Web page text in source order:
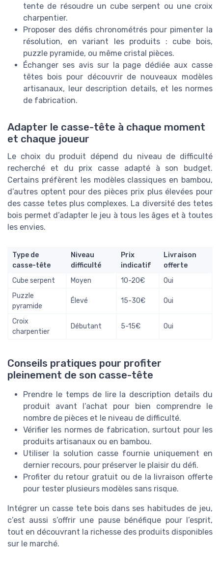
tente de résoudre un cube serpent ou une croix
charpentier.
Proposer des défis chronométrés pour pimenter la
résolution, en variant les produits : cube bois,
puzzle pyramide, ou même cristal pièces.
Échanger ses avis sur la page dédiée aux casse
têtes bois pour découvrir de nouveaux modèles
artisanaux, leur description details, et les normes
de fabrication.
Adapter le casse-tête à chaque moment
et chaque joueur
Le choix du produit dépend du niveau de difficulté
recherché et du prix casse adapté à son budget.
Certains préfèrent les modèles classiques en bambou,
d’autres optent pour des pièces prix plus élevées pour
des casse tetes plus complexes. La diversité des tetes
bois permet d’adapter le jeu à tous les âges et à toutes
les envies.
Type de
casse-tête
Niveau
difficulté
Prix
indicatif
Livraison
offerte
Cube serpent
Moyen 10-20€
Oui
Puzzle
pyramide
Élevé 15-30€ Oui
Croix
charpentier
Débutant 5-15€ Oui
Conseils pratiques pour profiter
pleinement de son casse-tête
Prendre le temps de lire la description details du
produit avant l’achat pour bien comprendre le
nombre de pièces et le niveau de difficulté.
Vérifier les normes de fabrication, surtout pour les
produits artisanaux ou en bambou.
Utiliser la solution casse fournie uniquement en
dernier recours, pour préserver le plaisir du défi.
Profiter du retour gratuit ou de la livraison offerte
pour tester plusieurs modèles sans risque.
Intégrer un casse tete bois dans ses habitudes de jeu,
c’est aussi s’offrir une pause bénéfique pour l’esprit,
tout en découvrant la richesse des produits disponibles
sur le marché.